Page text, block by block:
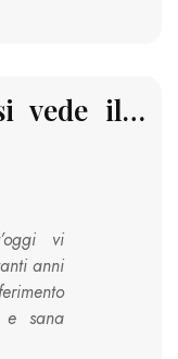
vede il…
vi
anni
sana